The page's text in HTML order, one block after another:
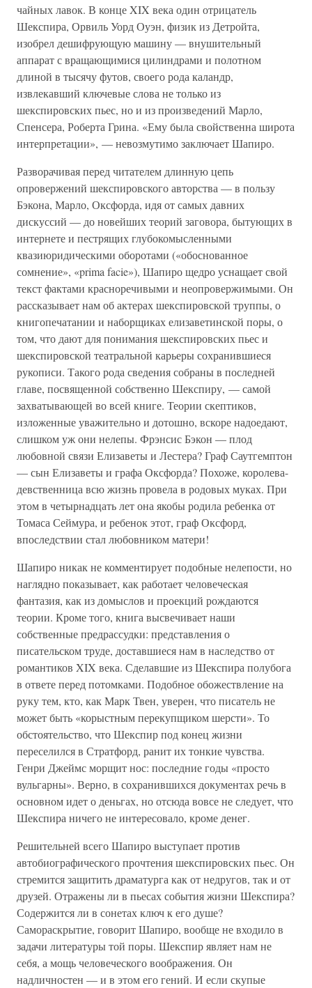
чайных лавок. В конце XIX века один отрицатель
Шекспира, Орвиль Уорд Оуэн, физик из Детройта,
изобрел дешифрующую машину — внушительный
аппарат с вращающимися цилиндрами и полотном
длиной в тысячу футов, своего рода каландр,
извлекавший ключевые слова не только из
шекспировских пьес, но и из произведений Марло,
Спенсера, Роберта Грина. «Ему была свойственна широта
интерпретации», — невозмутимо заключает Шапиро.
Разворачивая перед читателем длинную цепь
опровержений шекспировского авторства — в пользу
Бэкона, Марло, Оксфорда, идя от самых давних
дискуссий — до новейших теорий заговора, бытующих в
интернете и пестрящих глубокомысленными
квазиюридическими оборотами («обоснованное
сомнение», «prima facie»), Шапиро щедро уснащает свой
текст фактами красноречивыми и неопровержимыми. Он
рассказывает нам об актерах шекспировской труппы, о
книгопечатании и наборщиках елизаветинской поры, о
том, что дают для понимания шекспировских пьес и
шекспировской театральной карьеры сохранившиеся
рукописи. Такого рода сведения собраны в последней
главе, посвященной собственно Шекспиру, — самой
захватывающей во всей книге. Теории скептиков,
изложенные уважительно и дотошно, вскоре надоедают,
слишком уж они нелепы. Фрэнсис Бэкон — плод
любовной связи Елизаветы и Лестера? Граф Саутгемптон
— сын Елизаветы и графа Оксфорда? Похоже, королева-
девственница всю жизнь провела в родовых муках. При
этом в четырнадцать лет она якобы родила ребенка от
Томаса Сеймура, и ребенок этот, граф Оксфорд,
впоследствии стал любовником матери!
Шапиро никак не комментирует подобные нелепости, но
наглядно показывает, как работает человеческая
фантазия, как из домыслов и проекций рождаются
теории. Кроме того, книга высвечивает наши
собственные предрассудки: представления о
писательском труде, доставшиеся нам в наследство от
романтиков XIX века. Сделавшие из Шекспира полубога
в ответе перед потомками. Подобное обожествление на
руку тем, кто, как Марк Твен, уверен, что писатель не
может быть «корыстным перекупщиком шерсти». То
обстоятельство, что Шекспир под конец жизни
переселился в Стратфорд, ранит их тонкие чувства.
Генри Джеймс морщит нос: последние годы «просто
вульгарны». Верно, в сохранившихся документах речь в
основном идет о деньгах, но отсюда вовсе не следует, что
Шекспира ничего не интересовало, кроме денег.
Решительней всего Шапиро выступает против
автобиографического прочтения шекспировских пьес. Он
стремится защитить драматурга как от недругов, так и от
друзей. Отражены ли в пьесах события жизни Шекспира?
Содержится ли в сонетах ключ к его душе?
Самораскрытие, говорит Шапиро, вообще не входило в
задачи литературы той поры. Шекспир являет нам не
себя, а мощь человеческого воображения. Он
надличностен — и в этом его гений. И если скупые